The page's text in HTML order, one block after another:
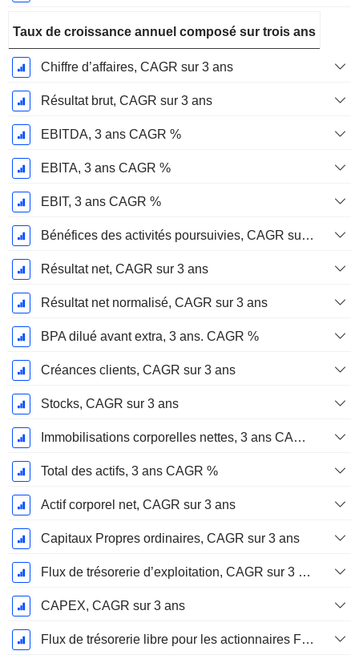
Taux de croissance annuel composé sur trois ans
Chiffre d’affaires, CAGR sur 3 ans
Résultat brut, CAGR sur 3 ans
EBITDA, 3 ans CAGR %
EBITA, 3 ans CAGR %
EBIT, 3 ans CAGR %
Bénéfices des activités poursuivies, CAGR sur 3 ans
Résultat net, CAGR sur 3 ans
Résultat net normalisé, CAGR sur 3 ans
BPA dilué avant extra, 3 ans. CAGR %
Créances clients, CAGR sur 3 ans
Stocks, CAGR sur 3 ans
Immobilisations corporelles nettes, 3 ans CAGR %
Total des actifs, 3 ans CAGR %
Actif corporel net, CAGR sur 3 ans
Capitaux Propres ordinaires, CAGR sur 3 ans
Flux de trésorerie d’exploitation, CAGR sur 3 ans
CAPEX, CAGR sur 3 ans
Flux de trésorerie libre pour les actionnaires FCFE, CAGR sur 3 ans